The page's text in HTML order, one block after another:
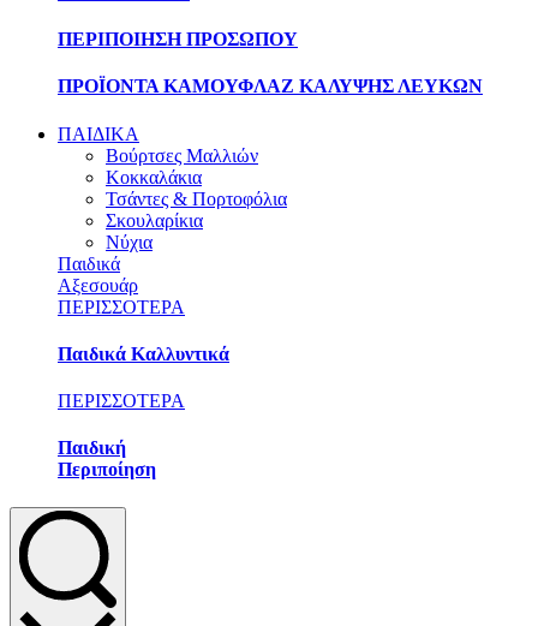
ΠΕΡΙΠΟΙΗΣΗ ΠΡΟΣΩΠΟΥ
ΠΡΟΪΟΝΤΑ ΚΑΜΟΥΦΛΑΖ ΚΑΛΥΨΗΣ ΛΕΥΚΩΝ
ΠΑΙΔΙΚΑ
Βούρτσες Μαλλιών
Κοκκαλάκια
Τσάντες & Πορτοφόλια
Σκουλαρίκια
Νύχια
Παιδικά
Αξεσουάρ
ΠΕΡΙΣΣΟΤΕΡΑ
Παιδικά Καλλυντικά
ΠΕΡΙΣΣΟΤΕΡΑ
Παιδική
Περιποίηση